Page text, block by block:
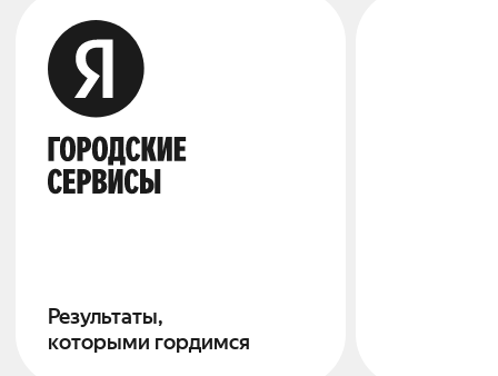
Результаты,
которыми гордимся